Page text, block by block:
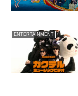
ENTERTAINMENT